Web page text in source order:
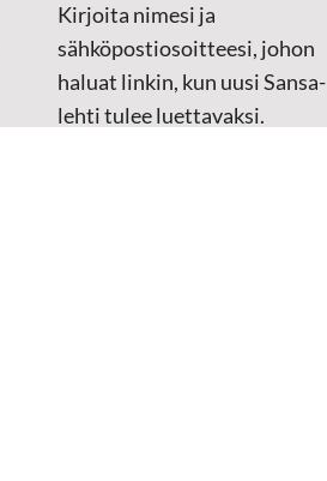
Kirjoita nimesi ja
sähköpostiosoitteesi, johon
haluat linkin, kun uusi Sansa-
lehti tulee luettavaksi.